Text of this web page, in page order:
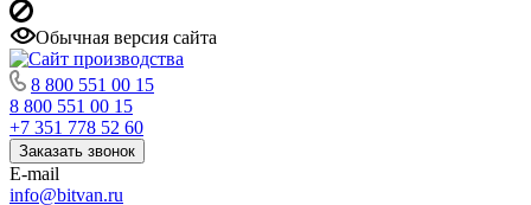
Обычная версия сайта
8 800 551 00 15
8 800 551 00 15
+7 351 778 52 60
Заказать звонок
E-mail
info@bitvan.ru